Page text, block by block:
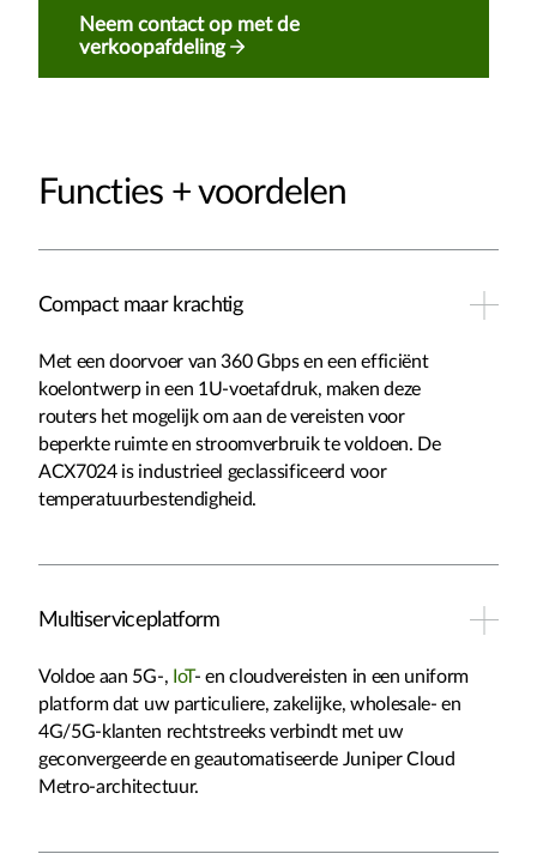
Neem contact op met de
verkoopafdeling
Functies + voordelen
Compact maar krachtig
Met een doorvoer van 360 Gbps en een efficiënt
koelontwerp in een 1U-voetafdruk, maken deze
routers het mogelijk om aan de vereisten voor
beperkte ruimte en stroomverbruik te voldoen. De
ACX7024 is industrieel geclassificeerd voor
temperatuurbestendigheid.
Multiserviceplatform
Voldoe aan 5G-, IoT- en cloudvereisten in een uniform
platform dat uw particuliere, zakelijke, wholesale- en
4G/5G-klanten rechtstreeks verbindt met uw
geconvergeerde en geautomatiseerde Juniper Cloud
Metro-architectuur.